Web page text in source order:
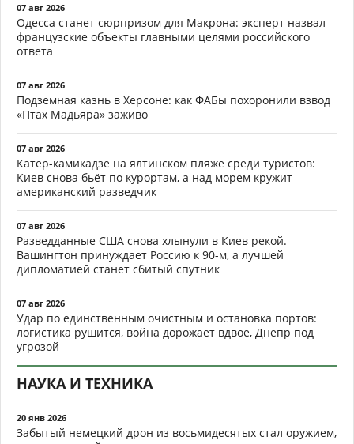
07 авг 2026
Одесса станет сюрпризом для Макрона: эксперт назвал
французские объекты главными целями российского
ответа
07 авг 2026
Подземная казнь в Херсоне: как ФАБы похоронили взвод
«Птах Мадьяра» заживо
07 авг 2026
Катер-камикадзе на ялтинском пляже среди туристов:
Киев снова бьёт по курортам, а над морем кружит
американский разведчик
07 авг 2026
Разведданные США снова хлынули в Киев рекой.
Вашингтон принуждает Россию к 90-м, а лучшей
дипломатией станет сбитый спутник
07 авг 2026
Удар по единственным очистным и остановка портов:
логистика рушится, война дорожает вдвое, Днепр под
угрозой
НАУКА И ТЕХНИКА
20 янв 2026
Забытый немецкий дрон из восьмидесятых стал оружием,